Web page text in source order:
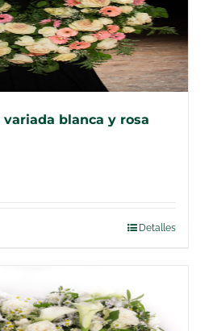
blanca y rosa
Detalles